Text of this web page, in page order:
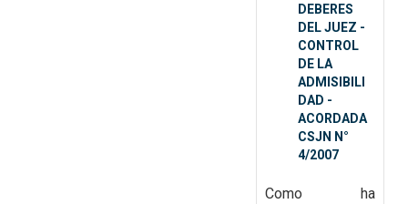
DEBERES
DEL JUEZ -
CONTROL
DE LA
ADMISIBILI
DAD -
ACORDADA
CSJN N°
4/2007
Como ha